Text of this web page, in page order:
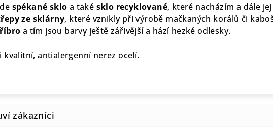
spékané sklo a také sklo recyklované, které nacházím a dále
ze sklárny, které vznikly při výrobě mačkaných korálů či
a tím jsou barvy ještě zářivější a hází hezké odlesky.
kvalitní, antialergenní nerez ocelí.